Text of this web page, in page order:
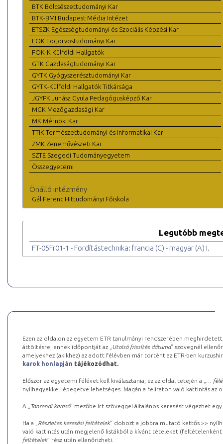
BTK Bölcsészettudományi Kar
BTK-BMI Budapest Média Intézet
ETSZK Egészségtudományi és Szociális Képzési Kar
FOK Fogorvostudományi Kar
FOK-K Külföldi Hallgatók
GTK Gazdaságtudományi Kar
GYTK Gyógyszerésztudományi Kar
GYTK-Külföldi Hallgatók Titkársága
JGYPK Juhász Gyula Pedagógusképző Kar
MGK Mezőgazdasági Kar
MK Mérnöki Kar
TTIK Természettudományi és Informatikai Kar
ZMK Zeneművészeti Kar
SZTE Szegedi Tudományegyetem
Összegyetemi
Önálló intézmény
Gál Ferenc Hittudományi Főiskola
Legutóbb
FT-05Fr01-1 - Fordítástechnika: francia (C) - magyar (A) I.
Ezen az oldalon az egyetem ETR tanulmányi rendszerében
áttöltésre, ennek időpontját az „ Utolsó frissítés dátuma” szövegnél
amelyekhez (akikhez) az adott félévben már történt az ETR-ben
karok honlapján tájékozódhat.
Először az egyetemi félévet kell kiválasztania, ez az oldal tetején a „
…
nyílhegyekkel lépegetve lehetséges. Magán a feliraton való kattintás az
A „ Tanrendi kereső” mezőbe írt szöveggel általános keresést végezhet
Ha a „ Részletes keresési feltételek” dobozt a jobbra mutató kettős >>
való kattintás után megjelenő listákból a kívánt tételeket (feltételenként
feltételek” rész után ellenőrizheti.